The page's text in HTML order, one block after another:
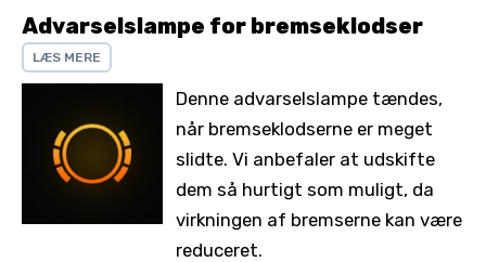
Advarselslampe for bremseklodser
LÆS MERE
Denne advarselslampe tændes,
når bremseklodserne er meget
slidte. Vi anbefaler at udskifte
dem så hurtigt som muligt, da
virkningen af bremserne kan være
reduceret.